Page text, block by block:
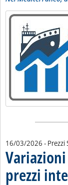
Lista
16/03/2026 - Prezzi
prezzi